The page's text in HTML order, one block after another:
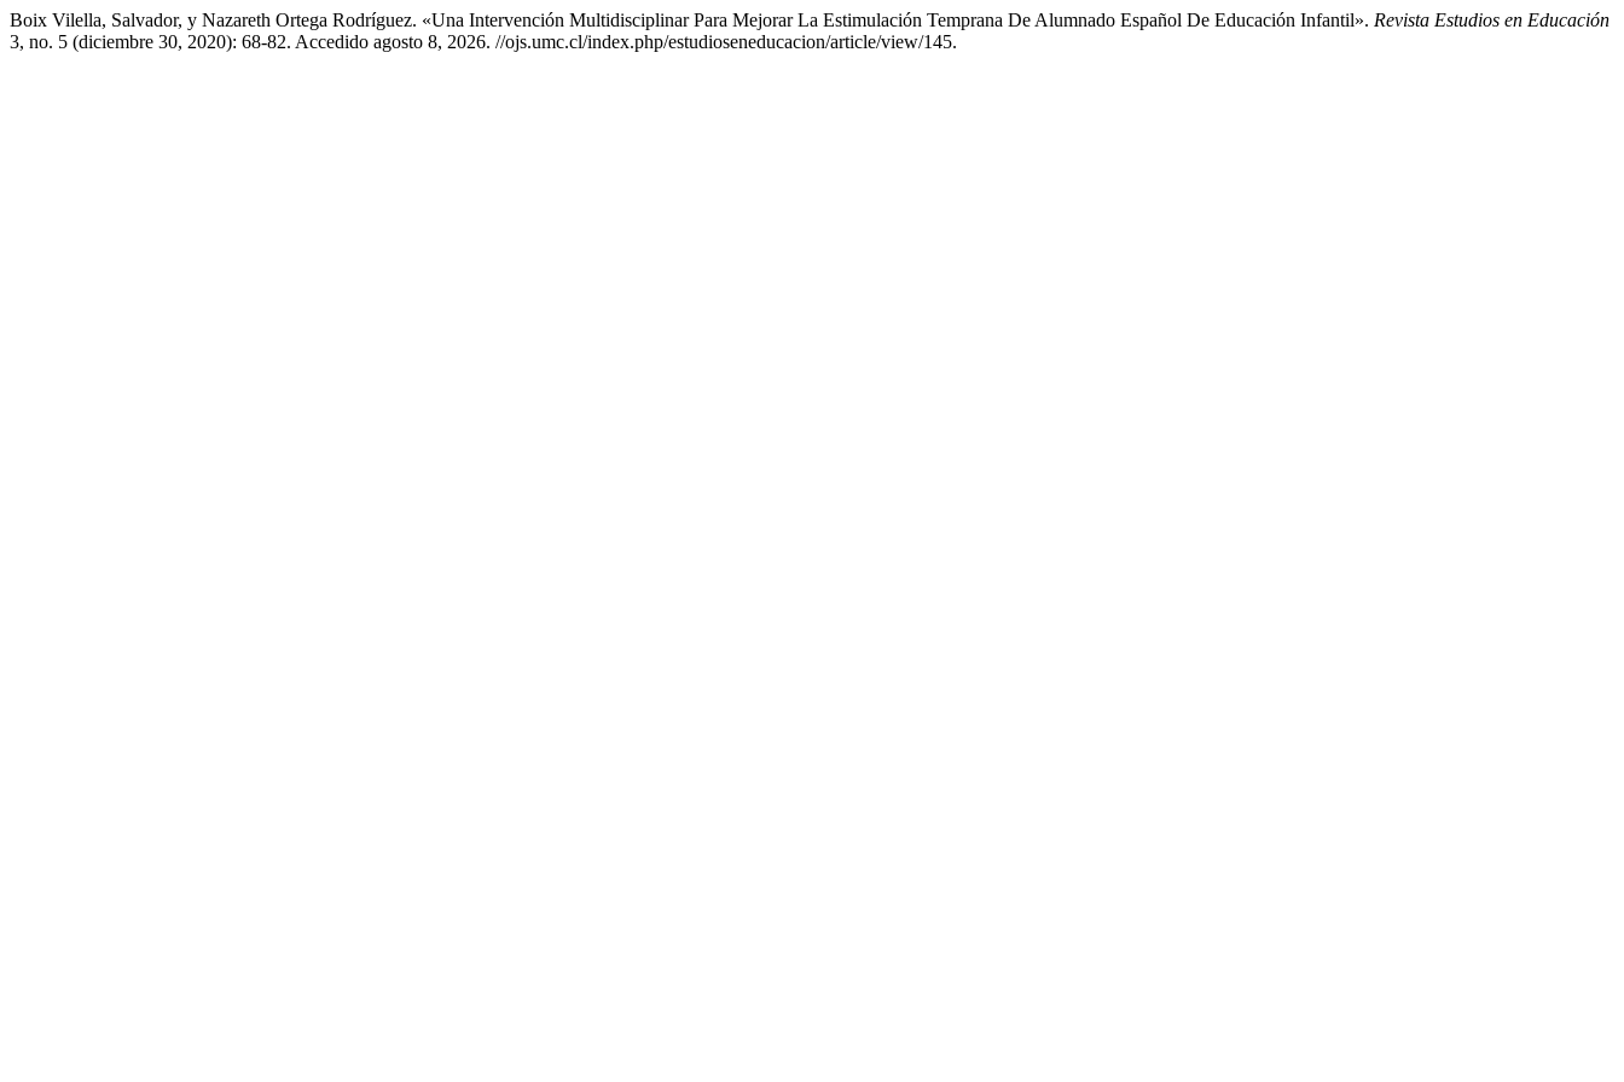
Boix Vilella, Salvador, y Nazareth Ortega Rodríguez. «Una Intervención Multidisciplinar Para Mejorar La Estimulación Temprana De Alumnado Español De Educación Infantil». Revista Estudios en Educación
3, no. 5 (diciembre 30, 2020): 68-82. Accedido agosto 8, 2026. //ojs.umc.cl/index.php/estudioseneducacion/article/view/145.